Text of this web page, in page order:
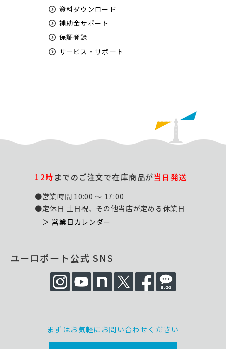
資料ダウンロード
補助金サポート
保証登録
サービス・サポート
12時までのご注文で在庫商品が当日発送
●営業時間 10:00 ～ 17:00
●定休日 土日祝、その他当店が定める休業日
＞ 営業日カレンダー
ユーロポート公式 SNS
まずはお気軽にお問い合わせください